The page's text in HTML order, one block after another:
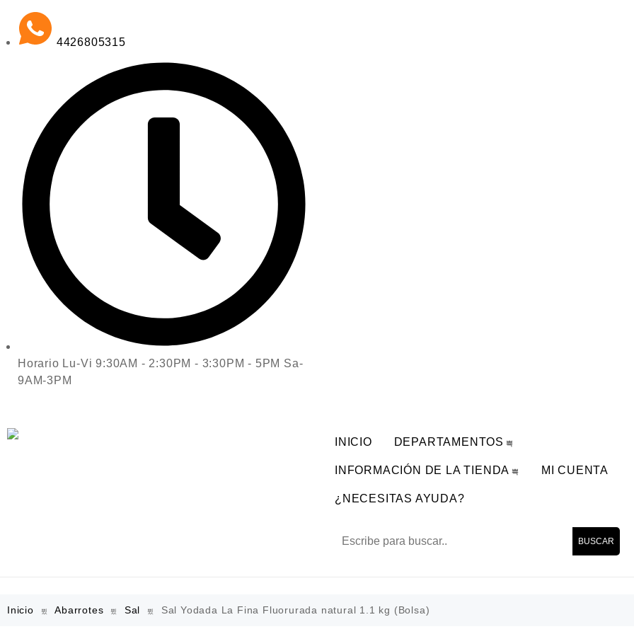
4426805315
Horario Lu-Vi 9:30AM - 2:30PM - 3:30PM - 5PM Sa-
9AM-3PM
INICIO DEPARTAMENTOS
INFORMACIÓN DE LA TIENDA MI CUENTA
¿NECESITAS AYUDA?
BUSCAR
Inicio Abarrotes Sal Sal Yodada La Fina Fluorurada natural 1.1 kg (Bolsa)